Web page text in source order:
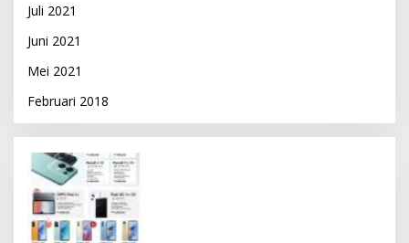
Juli 2021
Juni 2021
Mei 2021
Februari 2018